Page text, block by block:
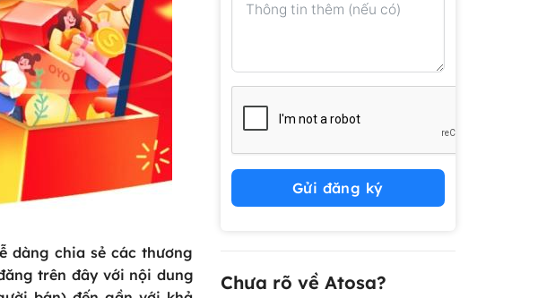
dàng chia sẻ các thương
trên đây với nội dung
Gửi đăng ký
Chưa rõ về Atosa?